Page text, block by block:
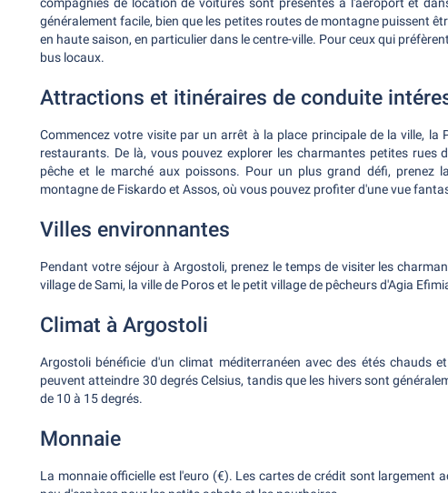
généralement facile, bien que les petites routes de montagne puissent
en haute saison, en particulier dans le centre-ville. Pour ceux qui
bus locaux.
Attractions et itinéraires de conduite
Commencez votre visite par un arrêt à la place principale de la ville, la
restaurants. De là, vous pouvez explorer les charmantes petites rues
pêche et le marché aux poissons. Pour un plus grand défi, prenez
montagne de Fiskardo et Assos, où vous pouvez profiter d'une vue
Villes environnantes
Pendant votre séjour à Argostoli, prenez le temps de visiter les
village de Sami, la ville de Poros et le petit village de pêcheurs d'Agia
Climat à Argostoli
Argostoli bénéficie d'un climat méditerranéen avec des étés chauds
peuvent atteindre 30 degrés Celsius, tandis que les hivers sont
de 10 à 15 degrés.
Monnaie
La monnaie officielle est l'euro (€). Les cartes de crédit sont largement